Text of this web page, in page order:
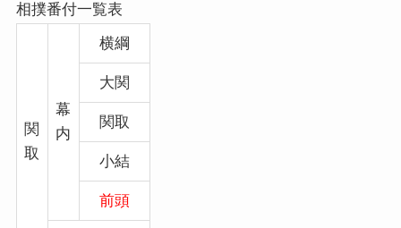
相撲番付一覧表
関
取
幕
内
横綱
大関
関取
小結
前頭